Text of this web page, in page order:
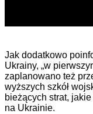
Jak dodatkowo
Ukrainy, „w
zaplanowano też
wyższych szkół
bieżących strat,
na Ukrainie.